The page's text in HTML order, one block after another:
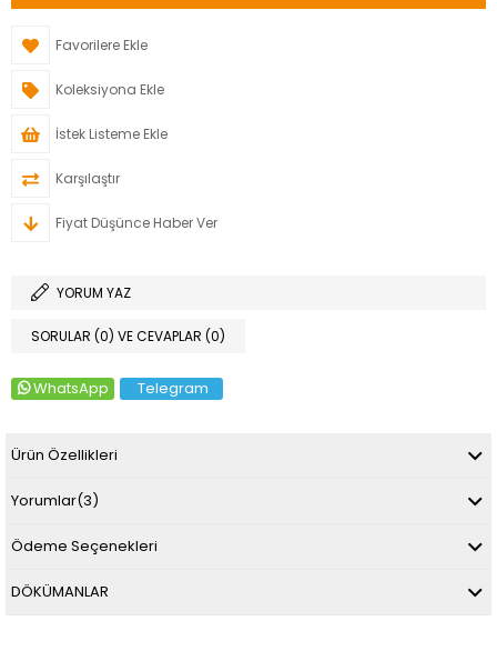
Favorilere Ekle
Koleksiyona Ekle
İstek Listeme Ekle
Karşılaştır
Fiyat Düşünce Haber Ver
YORUM YAZ
SORULAR (0) VE CEVAPLAR (0)
WhatsApp Telegram
Ürün Özellikleri
Yorumlar(3)
Ödeme Seçenekleri
DÖKÜMANLAR